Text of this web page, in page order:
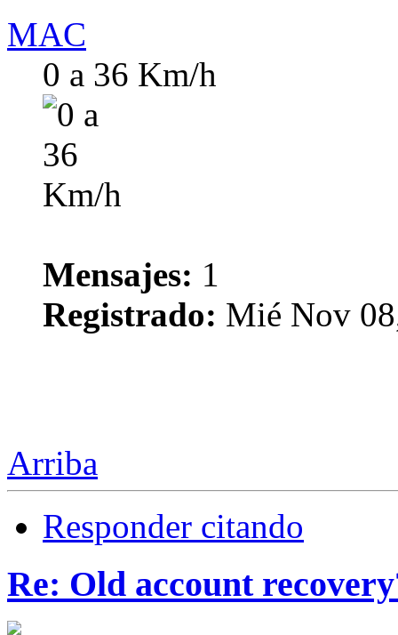
MAC
0 a 36 Km/h
Mensajes: 1
Registrado: Mié Nov
Arriba
Responder citando
Re: Old account